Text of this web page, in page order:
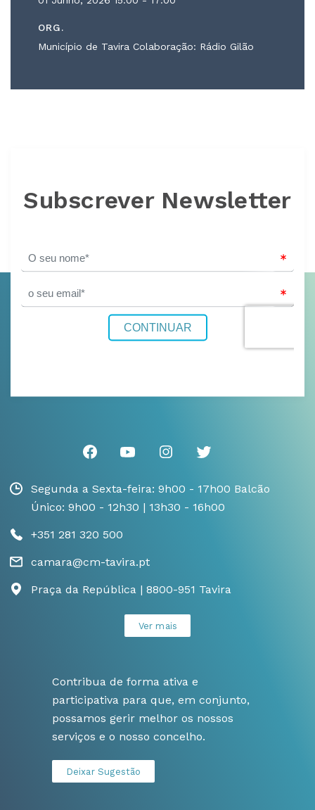
ORG.
Município de Tavira Colaboração: Rádio Gilão
Subscrever Newsletter
Segunda a Sexta-feira: 9h00 - 17h00 Balcão
Único: 9h00 - 12h30 | 13h30 - 16h00
+351 281 320 500
camara@cm-tavira.pt
Praça da República | 8800-951 Tavira
Ver mais
Contribua de forma ativa e
participativa para que, em conjunto,
possamos gerir melhor os nossos
serviços e o nosso concelho.
Deixar Sugestão